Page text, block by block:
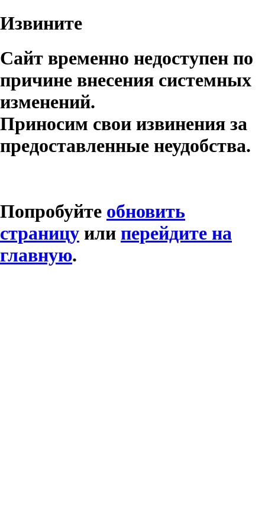
Извините
Сайт временно недоступен по
причине внесения системных
изменений.
Приносим свои извинения за
предоставленные неудобства.
Попробуйте обновить
страницу или перейдите на
главную.